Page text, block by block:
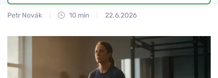
Petr Novák 10 min 22.6.2026